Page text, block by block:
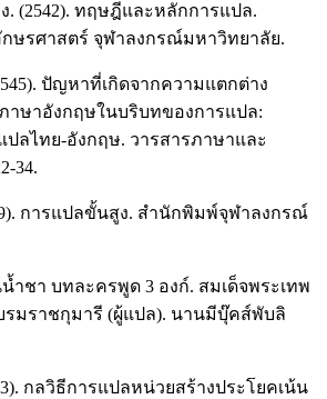
. (2542). ทฤษฎีและหลักการแปล.
ษรศาสตร์ จุฬาลงกรณ์มหาวิทยาลัย.
ปัญหาที่เกิดจากความแตกต่าง
าษาอังกฤษในบริบทของการแปล:
ปลไทย-อังกฤษ. วารสารภาษาและ
34.
การแปลขั้นสูง. สำนักพิมพ์จุฬาลงกรณ์
น้ำชา บทละครพูด 3 องก์. สมเด็จพระเทพ
รมราชกุมารี (ผู้แปล). นานมีบุ๊คส์พับลิ
กลวิธีการแปลหน่วยสร้างประโยคเน้น